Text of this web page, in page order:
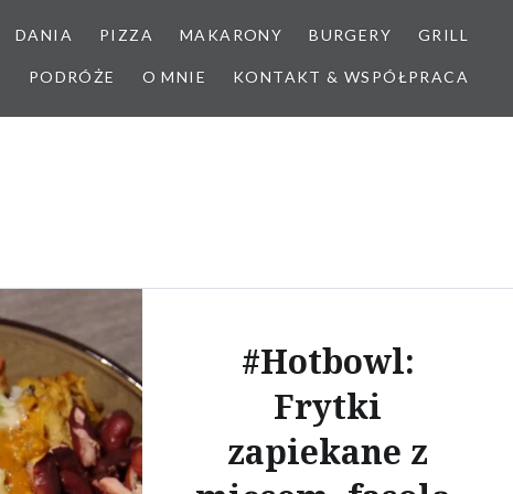
DANIA PIZZA MAKARONY BURGERY GRILL
PODRÓŻE O MNIE KONTAKT & WSPÓŁPRACA
#Hotbowl:
Frytki
zapiekane z